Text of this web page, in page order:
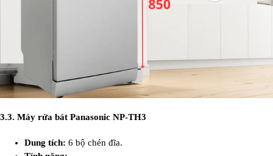
3.3. Máy rửa bát Panasonic NP-TH3
Dung tích: 6 bộ chén đĩa.